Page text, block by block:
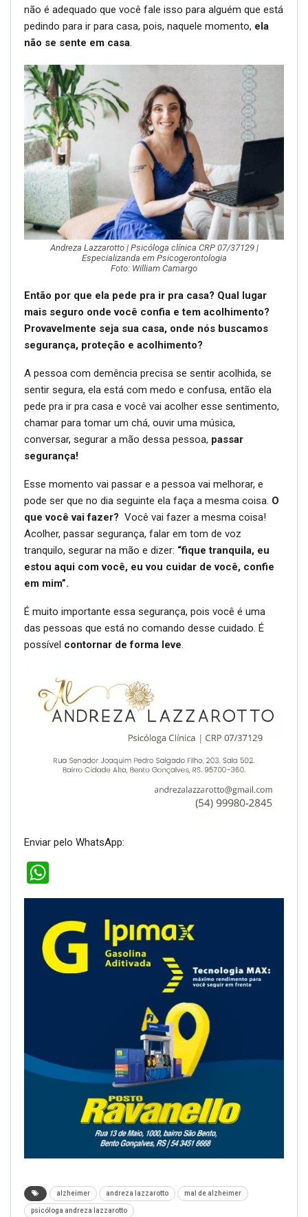
não é adequado que você fale isso para alguém que está
pedindo para ir para casa, pois, naquele momento, ela
não se sente em casa.
Andreza Lazzarotto | Psicóloga clínica CRP 07/37129 |
Especializanda em Psicogerontologia
Foto: William Camargo
Então por que ela pede pra ir pra casa? Qual lugar
mais seguro onde você confia e tem acolhimento?
Provavelmente seja sua casa, onde nós buscamos
segurança, proteção e acolhimento?
A pessoa com demência precisa se sentir acolhida, se
sentir segura, ela está com medo e confusa, então ela
pede pra ir pra casa e você vai acolher esse sentimento,
chamar para tomar um chá, ouvir uma música,
conversar, segurar a mão dessa pessoa, passar
segurança!
Esse momento vai passar e a pessoa vai melhorar, e
pode ser que no dia seguinte ela faça a mesma coisa. O
que você vai fazer? Você vai fazer a mesma coisa!
Acolher, passar segurança, falar em tom de voz
tranquilo, segurar na mão e dizer: “fique tranquila, eu
estou aqui com você, eu vou cuidar de você, confie
em mim”.
É muito importante essa segurança, pois você é uma
das pessoas que está no comando desse cuidado. É
possível contornar de forma leve.
Enviar pelo WhatsApp:
alzheimer andreza lazzarotto mal de alzheimer
psicóloga andreza lazzarotto